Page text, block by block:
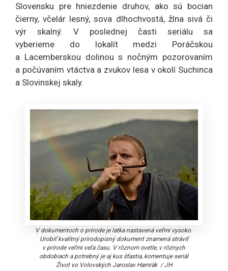
Slovensku pre hniezdenie druhov, ako sú bocian
čierny, včelár lesný, sova dlhochvostá, žlna sivá či
výr skalný. V poslednej časti seriálu sa
vyberieme do lokalít medzi Poráčskou
a Lacemberskou dolinou s nočným pozorovaním
a počúvaním vtáctva a zvukov lesa v okolí Suchinca
a Slovinskej skaly.
V dokumentoch o prírode je latka nastavená veľmi vysoko.
Urobiť kvalitný prírodopisný dokument znamená stráviť
v prírode veľmi veľa času. V rôznom svetle, v rôznych
obdobiach a potrebný je aj kus šťastia, komentuje seriál
Život vo Volovských Jaroslav Hamrák /JH